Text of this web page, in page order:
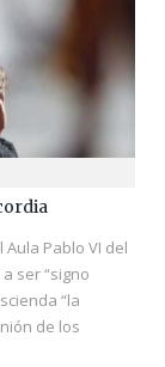
Pablo VI del
ser “signo
“la
de los